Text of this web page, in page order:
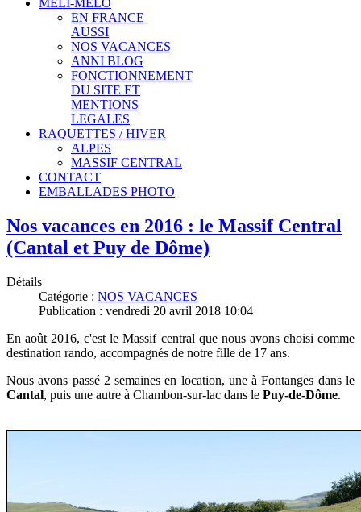
MELI-MELO
EN FRANCE
AUSSI
NOS VACANCES
ANNI BLOG
FONCTIONNEMENT
DU SITE ET
MENTIONS
LEGALES
RAQUETTES / HIVER
ALPES
MASSIF CENTRAL
CONTACT
EMBALLADES PHOTO
Nos vacances en 2016 : le Massif Central
(Cantal et Puy de Dôme)
Détails
Catégorie : NOS VACANCES
Publication : vendredi 20 avril 2018 10:04
En août 2016, c'est le Massif central que nous avons choisi comme
destination rando, accompagnés de notre fille de 17 ans.
Nous avons passé 2 semaines en location, une à Fontanges dans le
Cantal, puis une autre à Chambon-sur-lac dans le Puy-de-Dôme.